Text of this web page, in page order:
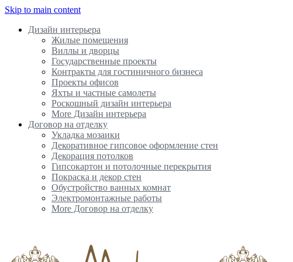
Skip to main content
Дизайн интерьера
Жилые помещения
Виллы и дворцы
Государственные проекты
Контракты для гостиничного бизнеса
Проекты офисов
Яхты и частные самолеты
Роскошный дизайн интерьера
More Дизайн интерьера
Договор на отделку
Укладка мозаики
Декоративное гипсовое оформление стен
Декорация потолков
Гипсокартон и потолочные перекрытия
Покраска и декор стен
Обустройство ванных комнат
Электромонтажные работы
More Договор на отделку